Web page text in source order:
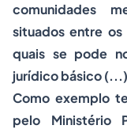
comunidades
situados entre
quais se pode
jurídico básico
Como exemplo
pelo Ministério